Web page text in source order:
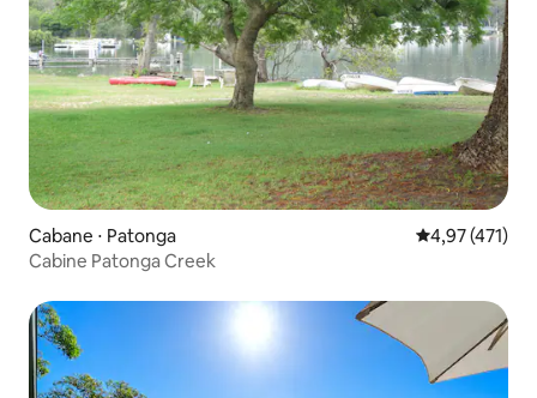
Cabane ⋅ Patonga Évaluation
4,97 (471)
Cabine Patonga Creek